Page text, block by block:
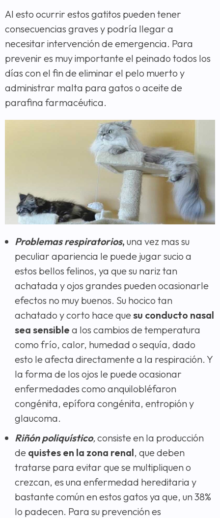
Al esto ocurrir estos gatitos pueden tener
consecuencias graves y podría llegar a
necesitar intervención de emergencia. Para
prevenir es muy importante el peinado todos los
días con el fin de eliminar el pelo muerto y
administrar malta para gatos o aceite de
parafina farmacéutica.
Problemas respiratorios, una vez mas su
peculiar apariencia le puede jugar sucio a
estos bellos felinos, ya que su nariz tan
achatada y ojos grandes pueden ocasionarle
efectos no muy buenos. Su hocico tan
achatado y corto hace que su conducto nasal
sea sensible a los cambios de temperatura
como frío, calor, humedad o sequía, dado
esto le afecta directamente a la respiración. Y
la forma de los ojos le puede ocasionar
enfermedades como anquilobléfaron
congénita, epífora congénita, entropión y
glaucoma.
Riñón poliquístico,consiste en la producción
de quistes en la zona renal, que deben
tratarse para evitar que se multipliquen o
crezcan, es una enfermedad hereditaria y
bastante común en estos gatos ya que, un 38%
lo padecen. Para su prevención es